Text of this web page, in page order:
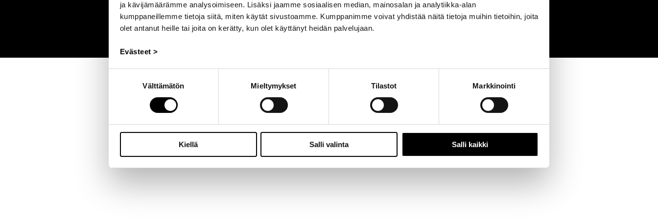
ja kävijämäärämme analysoimiseen. Lisäksi jaamme sosiaalisen median, mainosalan ja analytiikka-alan
kumppaneillemme tietoja siitä, miten käytät sivustoamme. Kumppanimme voivat yhdistää näitä tietoja muihin tietoihin, joita
olet antanut heille tai joita on kerätty, kun olet käyttänyt heidän palvelujaan.
Evästeet >
Välttämätön Mieltymykset Tilastot Markkinointi
Kiellä Salli valinta Salli kaikki
Jalasjärvi: Hallitie 1, 61600 Jalasjärvi | Avoinna: Ma-Pe 8:00 – 16:00 |06 457 5060
© 2024 - Seitoy Oy | Desing by
KOKO-Markkinointi